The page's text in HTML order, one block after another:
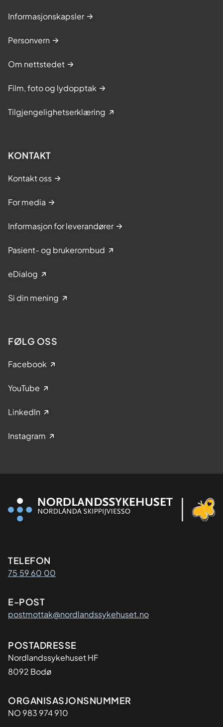
Informasjonskapsler
Personvern
Om nettstedet
Film, foto og lydopptak
Tilgjengelighetserklæring
KONTAKT
Kontakt oss
For media
Informasjon for leverandører
Pasient- og brukerombud
eDialog
Si din mening
FØLG OSS
Facebook
YouTube
LinkedIn
Instagram
Kontaktinformasjon
TELEFON
75 59 60 00
E-POST
postmottak@nordlandssykehuset.no
Adresse
POSTADRESSE
Nordlandssykehuset HF
8092 Bodø
Organisasjon
ORGANISASJONSNUMMER
NO 983 974 910